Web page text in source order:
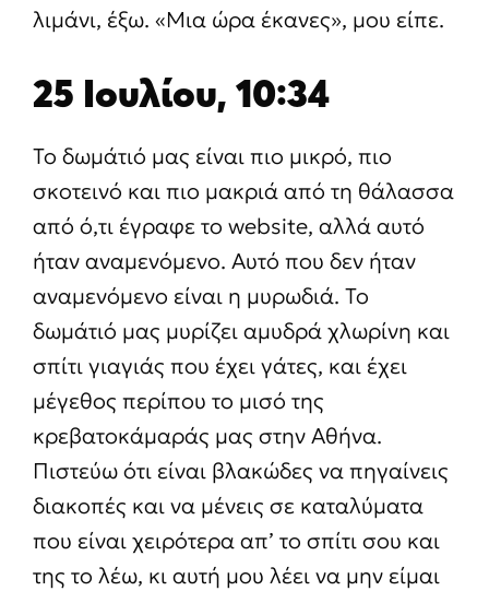
λιμάνι, έξω. «Μια ώρα έκανες», μου είπε.
25 Ιουλίου, 10:34
Το δωμάτιό μας είναι πιο μικρό, πιο
σκοτεινό και πιο μακριά από τη θάλασσα
από ό,τι έγραφε το website, αλλά αυτό
ήταν αναμενόμενο. Αυτό που δεν ήταν
αναμενόμενο είναι η μυρωδιά. Το
δωμάτιό μας μυρίζει αμυδρά χλωρίνη και
σπίτι γιαγιάς που έχει γάτες, και έχει
μέγεθος περίπου το μισό της
κρεβατοκάμαράς μας στην Αθήνα.
Πιστεύω ότι είναι βλακώδες να πηγαίνεις
διακοπές και να μένεις σε καταλύματα
που είναι χειρότερα απ’ το σπίτι σου και
της το λέω, κι αυτή μου λέει να μην είμαι